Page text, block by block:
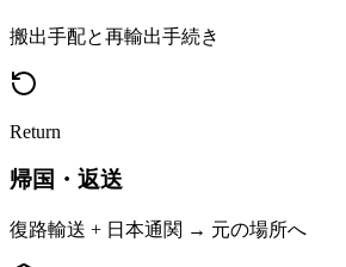
搬出手配と再輸出手続き
Return
帰国・返送
復路輸送 + 日本通関 → 元の場所へ